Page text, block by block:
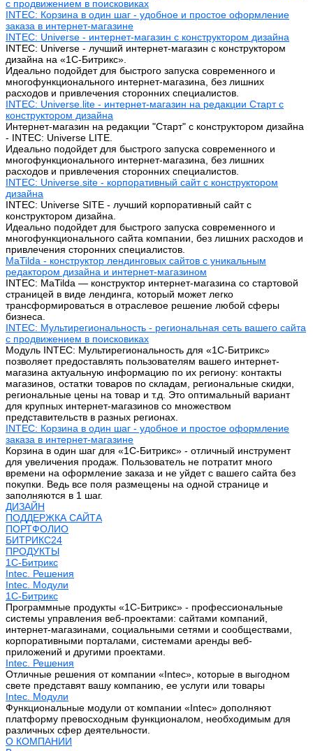
с продвижением в поисковиках
INTEC: Корзина в один шаг - удобное и простое оформление
заказа в интернет-магазине
INTEC: Universe - интернет-магазин с конструктором дизайна
INTEC: Universe - лучший интернет-магазин с конструктором
дизайна на «1C-Битрикс».
Идеально подойдет для быстрого запуска современного и
многофункционального интернет-магазина, без лишних
расходов и привлечения сторонних специалистов.
INTEC: Universe.lite - интернет-магазин на редакции Старт с
конструктором дизайна
Интернет-магазин на редакции "Старт" с конструктором дизайна
- INTEC: Universe LITE.
Идеально подойдет для быстрого запуска современного и
многофункционального интернет-магазина, без лишних
расходов и привлечения сторонних специалистов.
INTEC: Universe.site - корпоративный сайт с конструктором
дизайна
INTEC: Universe SITE - лучший корпоративный сайт с
конструктором дизайна.
Идеально подойдет для быстрого запуска современного и
многофункционального сайта компании, без лишних расходов и
привлечения сторонних специалистов.
MaTilda - конструктор лендинговых сайтов с уникальным
редактором дизайна и интернет-магазином
INTEC: MaTilda — конструктор интернет-магазина со стартовой
страницей в виде лендинга, который может легко
трансформироваться в отраслевое решение любой сферы
бизнеса.
INTEC: Мультирегиональность - региональная сеть вашего сайта
с продвижением в поисковиках
Модуль INTEC: Мультирегиональность для «1С-Битрикс»
позволяет предоставлять пользователям вашего интернет-
магазина актуальную информацию по их региону: контакты
магазинов, остатки товаров по складам, региональные скидки,
региональные цены на товар и т.д. Это оптимальный вариант
для крупных интернет-магазинов со множеством
представительств в разных регионах.
INTEC: Корзина в один шаг - удобное и простое оформление
заказа в интернет-магазине
Корзина в один шаг для «1С-Битрикс» - отличный инструмент
для увеличения продаж. Пользователь не потратит много
времени на оформление заказа и не уйдет с вашего сайта без
покупки. Ведь все поля размещены на одной странице и
заполняются в 1 шаг.
ДИЗАЙН
ПОДДЕРЖКА САЙТА
ПОРТФОЛИО
БИТРИКС24
ПРОДУКТЫ
1С-Битрикс
Intec. Решения
Intec. Модули
1С-Битрикс
Программные продукты «1С-Битрикс» - профессиональные
системы управления веб-проектами: сайтами компаний,
интернет-магазинами, социальными сетями и сообществами,
корпоративными порталами, системами аренды веб-
приложений и другими проектами.
Intec. Решения
Отличные решения от компании «Intec», которые в выгодном
свете представят вашу компанию, ее услуги или товары
Intec. Модули
Функциональные модули от компании «Intec» дополняют
платформу превосходным функционалом, необходимым для
различных сфер деятельности.
О КОМПАНИИ